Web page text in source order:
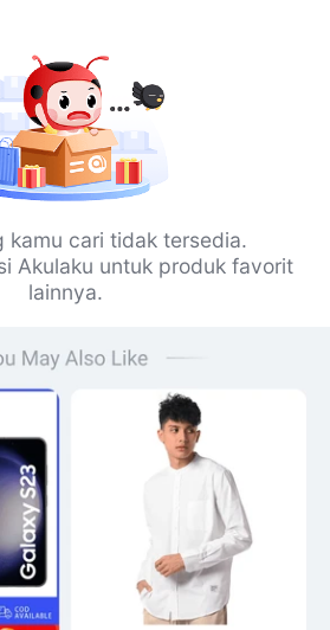
kamu cari tidak tersedia.
Akulaku untuk produk favorit
lainnya.